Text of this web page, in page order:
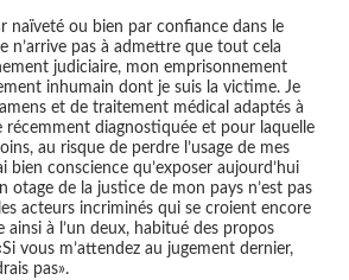
naïveté ou bien par confiance dans le
n’arrive pas à admettre que tout cela
judiciaire, mon emprisonnement
inhumain dont je suis la victime. Je
et de traitement médical adaptés à
récemment diagnostiquée et pour laquelle
au risque de perdre l’usage de mes
bien conscience qu’exposer aujourd’hui
otage de la justice de mon pays n’est pas
acteurs incriminés qui se croient encore
ainsi à l’un deux, habitué des propos
vous m’attendez au jugement dernier,
pas».